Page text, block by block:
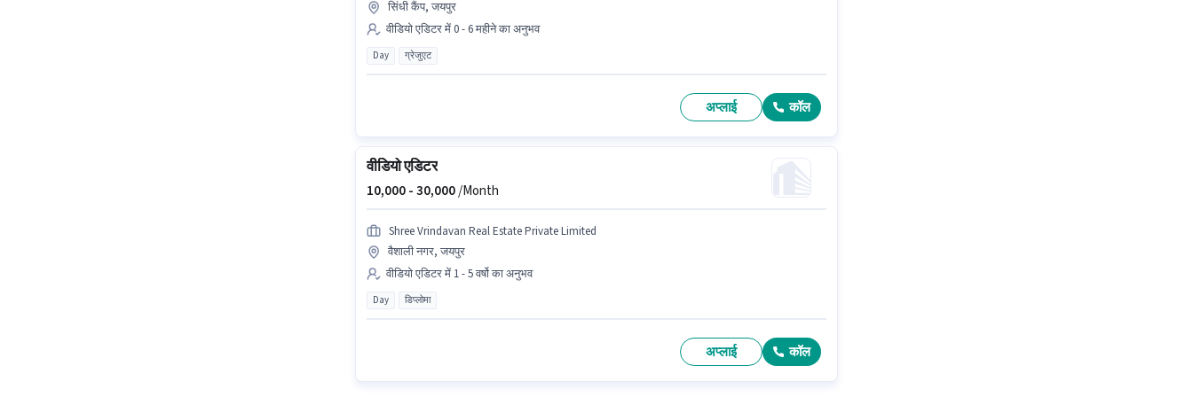
सिंधी कैंप, जयपुर
वीडियो एडिटर में 0 - 6 महीने का अनुभव
Day ग्रेजुएट
अप्लाई कॉल
वीडियो एडिटर
10,000 -30,000/Month
Shree Vrindavan Real Estate Private Limited
वैशाली नगर, जयपुर
वीडियो एडिटर में 1 - 5 वर्षो का अनुभव
Day डिप्लोमा
अप्लाई कॉल